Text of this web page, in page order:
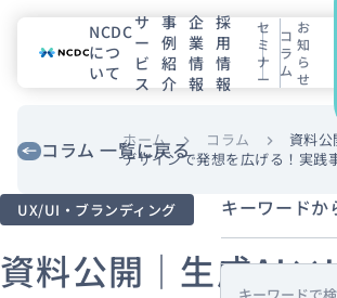
NCDCについて
企業情報
NCDC
につ
いて
サ
ー
ビ
ス
事
例
紹
介
企
業
情
報
採
用
情
報
セ
ミ
ナ
ー
コ
ラ
ム
お
知
ら
せ
コラム 一覧に戻る
ホーム chevron_right コラム chevron_right
資料
デザインで発想を広げる！実践
UX/UI・ブランディング
資料公開｜生成
キーワードか